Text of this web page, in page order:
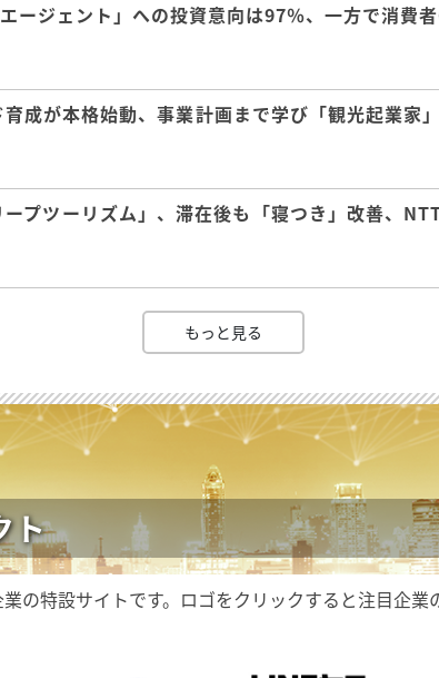
ージェント」への投資意向は97％、一方で消
育成が本格始動、事業計画まで学び「観光起業
プツーリズム」、滞在後も「寝つき」改善、
もっと見る
ト
の特設サイトです。ロゴをクリックすると注目企業